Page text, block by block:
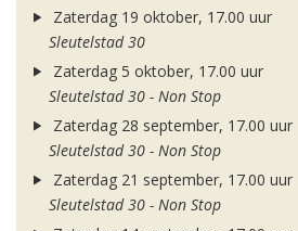
Zaterdag 19 oktober, 17.00 uur
Sleutelstad 30
Zaterdag 5 oktober, 17.00 uur
Sleutelstad 30 - Non Stop
Zaterdag 28 september, 17.00 uur
Sleutelstad 30 - Non Stop
Zaterdag 21 september, 17.00 uur
Sleutelstad 30 - Non Stop